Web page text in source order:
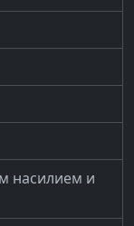
насилием и